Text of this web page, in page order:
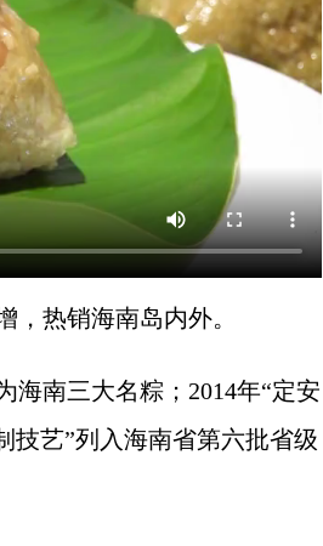
热销海南岛内外。
南三大名粽；2014年“定安
技艺”列入海南省第六批省级